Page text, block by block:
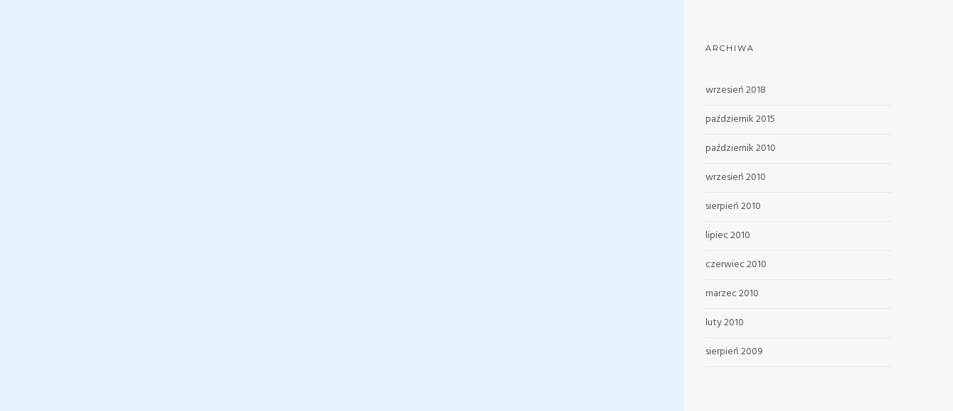
ARCHIWA
wrzesień 2018
październik 2015
październik 2010
wrzesień 2010
sierpień 2010
lipiec 2010
czerwiec 2010
marzec 2010
luty 2010
sierpień 2009